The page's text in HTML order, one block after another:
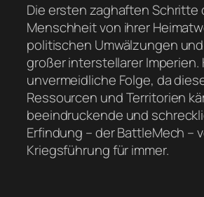
Die ersten zaghaften Schritte
Menschheit von ihrer
politischen Umwälzungen
großer interstellarer Imperien.
unvermeidliche Folge, da
Ressourcen und Territorien
beeindruckende und
Erfindung – der BattleMech –
Kriegsführung für immer.